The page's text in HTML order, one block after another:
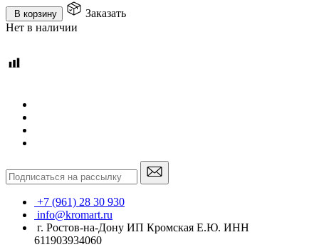
В корзину
Заказать
Нет в наличии
+7 (961) 28 30 930
info@kromart.ru
г. Ростов-на-Дону ИП Кромская Е.Ю. ИНН
611903934060